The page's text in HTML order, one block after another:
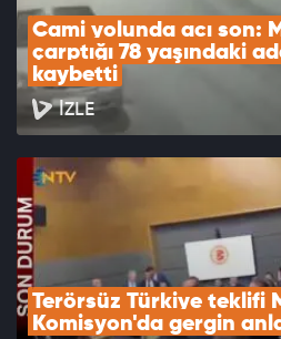
Cami yolunda acı son:
çarptığı 78 yaşındaki
kaybetti
İZLE
Terörsüz Türkiye teklifi
Komisyon'da gergin